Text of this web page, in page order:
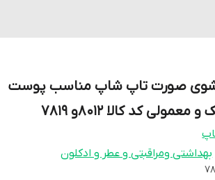
صورت تاپ شاپ مناسب پوست
کد کالا ۸۰۱۲و ۷۸۱۹
بهداشتی ومراقبتی و عطر و ادکلون